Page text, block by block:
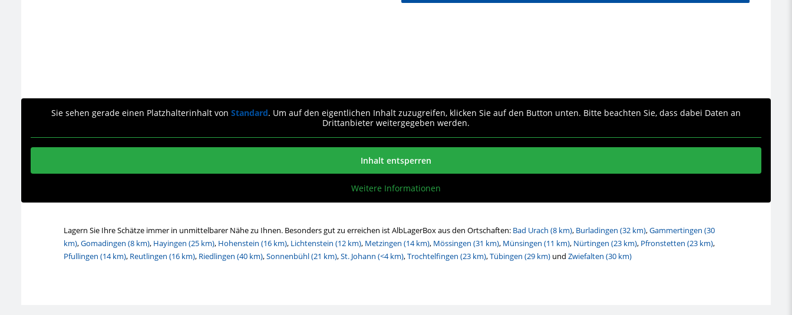
Sie sehen gerade einen Platzhalterinhalt von Standard. Um auf den eigentlichen Inhalt zuzugreifen, klicken Sie auf den Button unten. Bitte beachten Sie, dass dabei Daten an
Drittanbieter weitergegeben werden.
Inhalt entsperren
Weitere Informationen
Lagern Sie Ihre Schätze immer in unmittelbarer Nähe zu Ihnen. Besonders gut zu erreichen ist AlbLagerBox aus den Ortschaften: Bad Urach (8 km), Burladingen (32 km),Gammertingen (30
km),Gomadingen (8 km), Hayingen (25 km), Hohenstein (16 km), Lichtenstein (12 km), Metzingen (14 km), Mössingen (31 km), Münsingen (11 km), Nürtingen (23 km), Pfronstetten (23 km),
Pfullingen (14 km), Reutlingen (16 km), Riedlingen (40 km),Sonnenbühl (21 km),St. Johann (<4 km),Trochtelfingen (23 km),Tübingen (29 km) und Zwiefalten (30 km)